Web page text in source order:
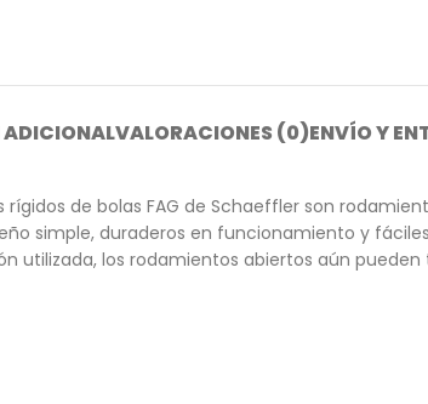
VALORACIONES (0)ENVÍO Y
de bolas FAG de Schaeffler son
simple, duraderos en funcionamiento y
utilizada, los rodamientos abiertos aún